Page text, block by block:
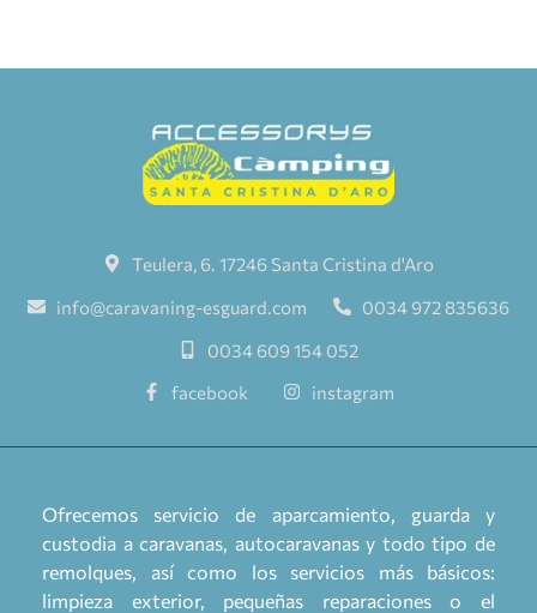
Teulera, 6. 17246 Santa Cristina d'Aro
info@caravaning-esguard.com
0034 972 835636
0034 609 154 052
facebook
instagram
Ofrecemos servicio de aparcamiento, guarda y
custodia a caravanas, autocaravanas y todo tipo de
remolques, así como los servicios más básicos:
limpieza exterior, pequeñas reparaciones o el